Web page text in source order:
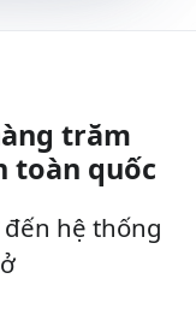
trăm
toàn quốc
hệ thống